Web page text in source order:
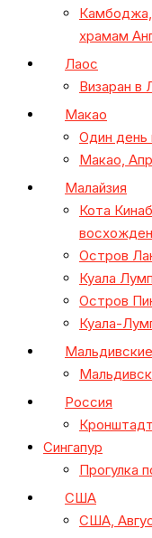
храмам
Лаос
Визаран в
Макао
Один день
Макао,
Малайзия
Кота
Остров
Куала
Остров
Куала-
Россия
Сингапур
Прогулка
США
США,